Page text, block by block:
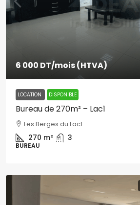
6 000 DT/mois (HTVA)
LOCATION DISPONIBLE
Bureau de 270m² – Lac1
Les Berges du Lac1
270 m² 3
BUREAU